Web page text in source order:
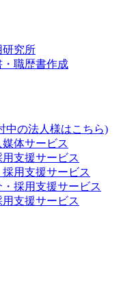
研究所
職歴書作成
中の法人様はこちら)
体サービス
支援サービス
用支援サービス
採用支援サービス
支援サービス